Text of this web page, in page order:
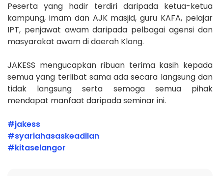
Peserta yang hadir terdiri daripada ketua-ketua
kampung, imam dan AJK masjid, guru KAFA, pelajar
IPT, penjawat awam daripada pelbagai agensi dan
masyarakat awam di daerah Klang.
JAKESS mengucapkan ribuan terima kasih kepada
semua yang terlibat sama ada secara langsung dan
tidak langsung serta semoga semua pihak
mendapat manfaat daripada seminar ini.
#jakess
#syariahasaskeadilan
#kitaselangor